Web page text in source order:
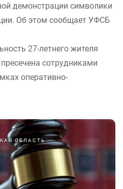
демонстрации символики
Об этом сообщает УФСБ
27-летнего жителя
сотрудниками
оперативно-
ОБЛАСТЬ